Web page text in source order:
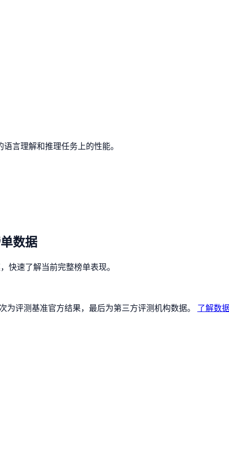
言理解和推理任务上的性能。
数据
快速了解当前完整榜单表现。
为评测基准官方结果，最后为第三方评测机构数据。 了解数